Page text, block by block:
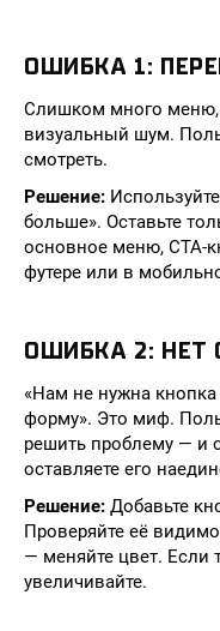
ОШИБКА 1:
Слишком много меню,
визуальный шум.
смотреть.
Решение:
больше». Оставьте
основное меню, CTA-
футере или в
ОШИБКА 2: НЕТ
«Нам не нужна
форму». Это миф.
решить проблему — и
оставляете его
Решение: Добавьте
Проверяйте её
— меняйте цвет. Если
увеличивайте.